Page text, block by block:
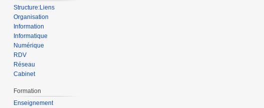
Structure:Liens
Organisation
Information
Informatique
Numérique
RDV
Réseau
Cabinet
Formation
Enseignement